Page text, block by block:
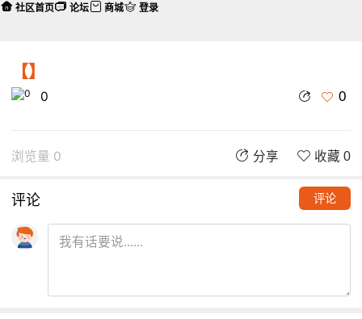
【】
0 0
浏览量 0 分享 收藏 0
评论 评论
社区首页 论坛 商城 登录